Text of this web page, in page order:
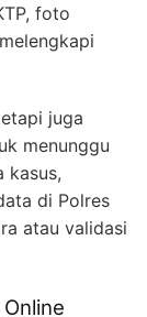
foto
juga
menunggu
kasus,
di Polres
atau validasi